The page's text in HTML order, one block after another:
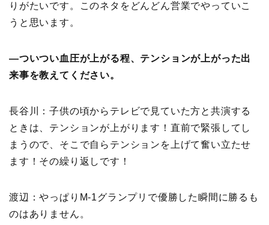
りがたいです。このネタをどんどん営業でやっていこ
うと思います。
―ついつい血圧が上がる程、テンションが上がった出
来事を教えてください。
長谷川：子供の頃からテレビで見ていた方と共演する
ときは、テンションが上がります！直前で緊張してし
まうので、そこで自らテンションを上げて奮い立たせ
ます！その繰り返しです！
渡辺：やっぱりM-1グランプリで優勝した瞬間に勝るも
のはありません。